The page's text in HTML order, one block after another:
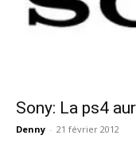
Sony: La ps4
Denny - 21 février 2012